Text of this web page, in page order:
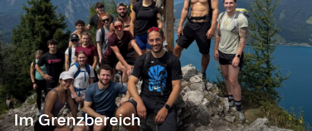
Im Grenzbereich